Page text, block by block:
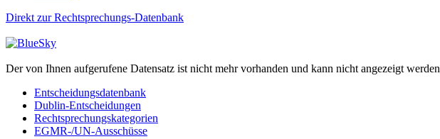
Direkt zur Rechtsprechungs-Datenbank
Der von Ihnen aufgerufene Datensatz ist nicht mehr vorhanden und kann nicht angezeigt werden
Entscheidungsdatenbank
Dublin-Entscheidungen
Rechtsprechungskategorien
EGMR-/UN-Ausschüsse